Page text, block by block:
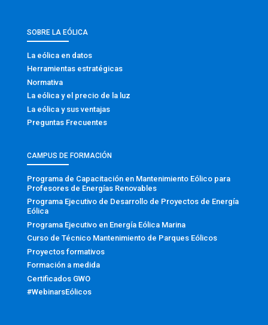
SOBRE LA EÓLICA
La eólica en datos
Herramientas estratégicas
Normativa
La eólica y el precio de la luz
La eólica y sus ventajas
Preguntas Frecuentes
CAMPUS DE FORMACIÓN
Programa de Capacitación en Mantenimiento Eólico para
Profesores de Energías Renovables
Programa Ejecutivo de Desarrollo de Proyectos de Energía
Eólica
Programa Ejecutivo en Energía Eólica Marina
Curso de Técnico Mantenimiento de Parques Eólicos
Proyectos formativos
Formación a medida
Certificados GWO
#WebinarsEólicos